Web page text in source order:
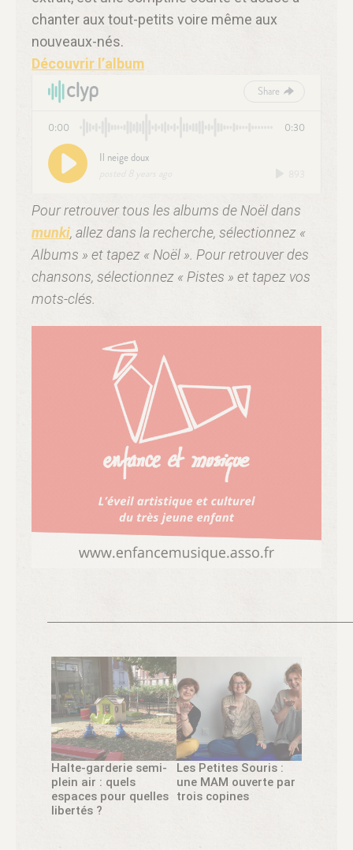
chanter aux tout-petits voire même aux
nouveaux-nés.
Découvrir l’album
Pour retrouver tous les albums de Noël dans
munki, allez dans la recherche, sélectionnez «
Albums » et tapez « Noël ». Pour retrouver des
chansons, sélectionnez « Pistes » et tapez vos
mots-clés.
Halte-garderie semi-
plein air : quels
espaces pour quelles
libertés ?
Les Petites Souris :
une MAM ouverte par
trois copines